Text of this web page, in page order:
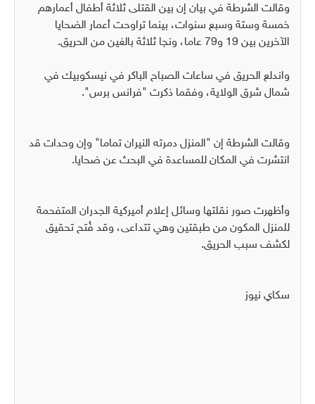
وقالت الشرطة في بيان إن بين القتلى ثلاثة أطفال أعمارهم
خمسة وستة وسبع سنوات، بينما تراوحت أعمار الضحايا
الآخرين بين 19 و79 عاما، ونجا ثلاثة بالغين من الحريق.
واندلع الحريق في ساعات الصباح الباكر في نيسكوبيك في
شمال شرق الولاية، وفقما ذكرت "فرانس برس".
وقالت الشرطة إن "المنزل دمرته النيران تماما" وإن وحدات قد
انتشرت في المكان للمساعدة في البحث عن ضحايا.
وأظهرت صور نقلتها وسائل إعلام أميركية الجدران المتفحمة
للمنزل المكون من طبقتين وهي تتداعى، وقد فُتح تحقيق
لكشف سبب الحريق.
سكاي نيوز